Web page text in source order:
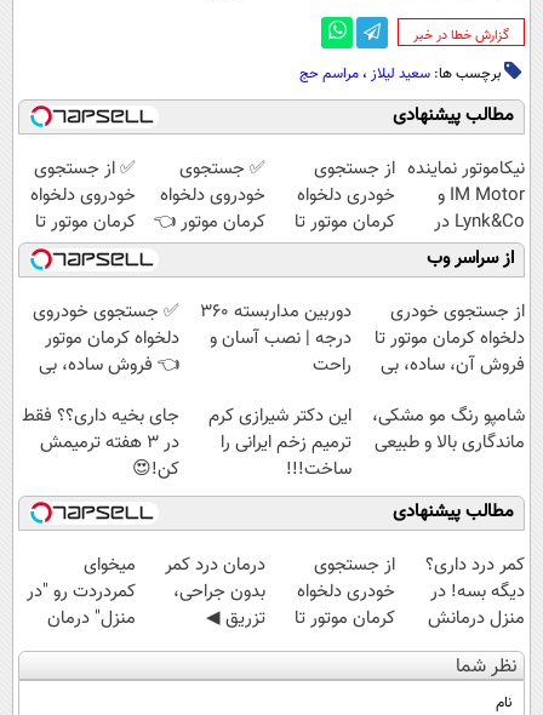
‌گزارش خطا در خبر
برچسب ها: سعید لیلاز ، مراسم حج
مطالب پیشنهادی
نیکاموتور نماینده
IM Motor و
Lynk&Co در
ایران
از جستجوی
خودری دلخواه
کرمان موتور تا
فروش آن،
ساده، بی واسطه
و مستقیم
✅ جستجوی
خودروی دلخواه
کرمان موتور 👈
فروش ساده، بی
واسطه و
مستقیم
✅ از جستجوی
خودروی دلخواه
کرمان موتور تا
فروش ساده، بی
واسطه و
مستقیم
از سراسر وب
از جستجوی خودری
دلخواه کرمان موتور تا
فروش آن، ساده، بی
دوربین مداربسته 360
درجه | نصب آسان و
راحت
✅ جستجوی خودروی
دلخواه کرمان موتور
👈 فروش ساده، بی
شامپو رنگ مو مشکی،
ماندگاری بالا و طبیعی
این دکتر شیرازی کرم
ترمیم زخم ایرانی را
ساخت!!!
جای بخیه داری؟؟ فقط
در 3 هفته ترمیمش
کن!😍
مطالب پیشنهادی
کمر درد داری؟
دیگه بسه! در
منزل درمانش
کن
(◀پرسش‌نامه)
از جستجوی
خودری دلخواه
کرمان موتور تا
فروش آن،
درمان درد کمر
بدون جراحی،
تزریق ◀
پرسش‌نامه رو پر
میخوای
کمردردت رو "در
منزل" درمان
کنی؟ (◂فیلم +
نظر شما
نام